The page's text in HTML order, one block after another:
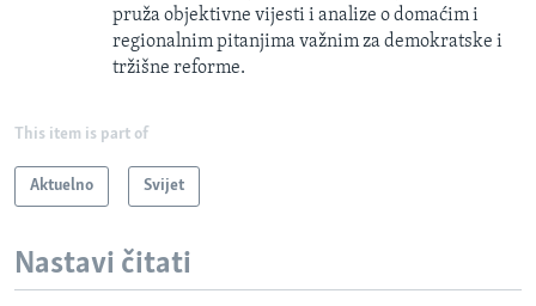
pruža objektivne vijesti i analize o domaćim i
regionalnim pitanjima važnim za demokratske i
tržišne reforme.
This item is part of
Aktuelno Svijet
Nastavi čitati